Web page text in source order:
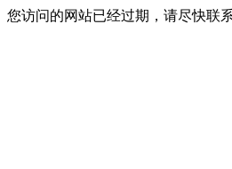
您访问的网站已经过期，请尽快联